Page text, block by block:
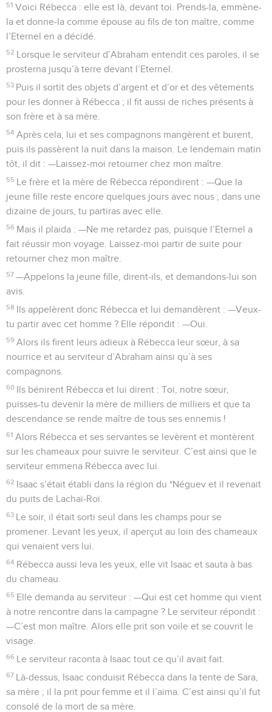
51 Voici Rébecca : elle est là, devant toi. Prends-la, emmène-
la et donne-la comme épouse au fils de ton maître, comme
l’Eternel en a décidé.
52 Lorsque le serviteur d’Abraham entendit ces paroles, il se
prosterna jusqu’à terre devant l’Eternel.
53 Puis il sortit des objets d’argent et d’or et des vêtements
pour les donner à Rébecca ; il fit aussi de riches présents à
son frère et à sa mère.
54 Après cela, lui et ses compagnons mangèrent et burent,
puis ils passèrent la nuit dans la maison. Le lendemain matin
tôt, il dit : —Laissez-moi retourner chez mon maître.
55 Le frère et la mère de Rébecca répondirent : —Que la
jeune fille reste encore quelques jours avec nous ; dans une
dizaine de jours, tu partiras avec elle.
56 Mais il plaida : —Ne me retardez pas, puisque l’Eternel a
fait réussir mon voyage. Laissez-moi partir de suite pour
retourner chez mon maître.
57 —Appelons la jeune fille, dirent-ils, et demandons-lui son
avis.
58 Ils appelèrent donc Rébecca et lui demandèrent : —Veux-
tu partir avec cet homme ? Elle répondit : —Oui.
59 Alors ils firent leurs adieux à Rébecca leur sœur, à sa
nourrice et au serviteur d’Abraham ainsi qu’à ses
compagnons.
60 Ils bénirent Rébecca et lui dirent : Toi, notre sœur,
puisses-tu devenir la mère de milliers de milliers et que ta
descendance se rende maître de tous ses ennemis !
61 Alors Rébecca et ses servantes se levèrent et montèrent
sur les chameaux pour suivre le serviteur. C’est ainsi que le
serviteur emmena Rébecca avec lui.
62 Isaac s’était établi dans la région du *Néguev et il revenait
du puits de Lachaï-Roï.
63 Le soir, il était sorti seul dans les champs pour se
promener. Levant les yeux, il aperçut au loin des chameaux
qui venaient vers lui.
64 Rébecca aussi leva les yeux, elle vit Isaac et sauta à bas
du chameau.
65 Elle demanda au serviteur : —Qui est cet homme qui vient
à notre rencontre dans la campagne ? Le serviteur répondit :
—C’est mon maître. Alors elle prit son voile et se couvrit le
visage.
66 Le serviteur raconta à Isaac tout ce qu’il avait fait.
67 Là-dessus, Isaac conduisit Rébecca dans la tente de Sara,
sa mère ; il la prit pour femme et il l’aima. C’est ainsi qu’il fut
consolé de la mort de sa mère.